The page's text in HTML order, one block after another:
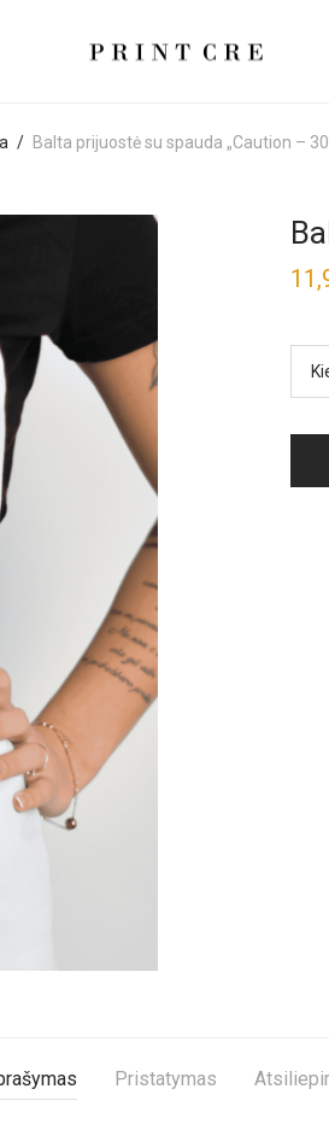
/ Balta prijuostė su spauda „Caution –
Pristatymas